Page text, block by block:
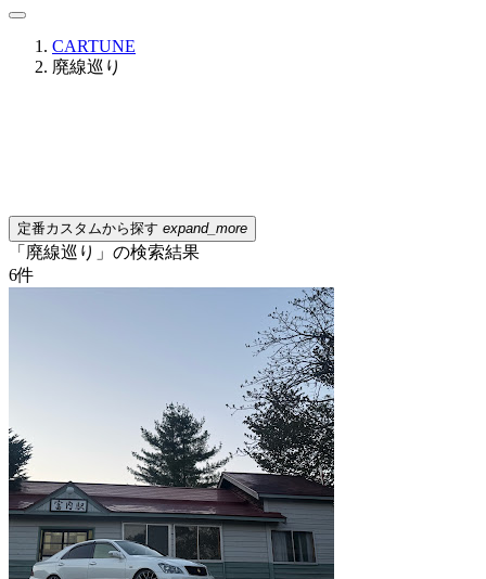
CARTUNE
廃線巡り
定番カスタムから探す expand_more
「廃線巡り」の検索結果
6件